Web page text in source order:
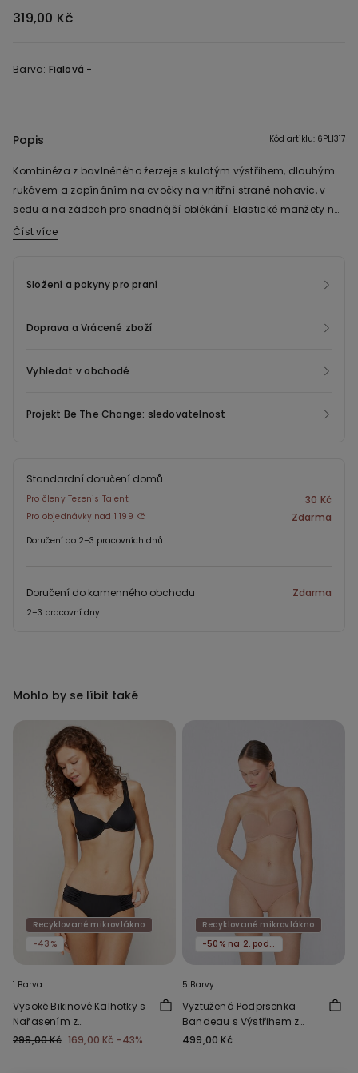
319,00 Kč
Barva: Fialová -
Popis Kód artiklu: 6PL1317
Kombinéza z bavlněného žerzeje s kulatým výstřihem, dlouhým
rukávem a zapínáním na cvočky na vnitřní straně nohavic, v
sedu a na zádech pro snadnější oblékání. Elastické manžety na
rukávech a na kotnících.
Číst více
Složení a pokyny pro praní
Doprava a Vrácené zboží
Vyhledat v obchodě
Projekt Be The Change: sledovatelnost
Standardní doručení domů
Pro členy Tezenis Talent 30 Kč
Pro objednávky nad 1 199 Kč Zdarma
Doručení do 2–3 pracovních dnů
Doručení do kamenného obchodu Zdarma
2–3 pracovní dny
Mohlo by se líbit také
Recyklované mikrovlákno
-43%
1 Barva
Vysoké Bikinové Kalhotky s
Nařasením z
Recyklovaného
299,00 Kč 169,00 Kč -43%
Recyklované mikrovlákno
-50% na 2. podprsenku
5 Barvy
Vyztužená Podprsenka
Bandeau s Výstřihem z
Recyklovaného
499,00 Kč